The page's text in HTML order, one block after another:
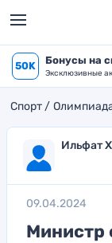
50K Бонусы на
Эксклюзивные
Спорт
Ильфат
09.04.2024
Министр